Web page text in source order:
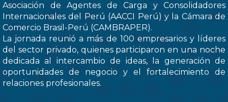
Asociación de Agentes de Carga y Consolidadores
Internacionales del Perú (AACCI Perú) y la Cámara de
Comercio Brasil-Perú (CAMBRAPER).
La jornada reunió a más de 100 empresarios y líderes
del sector privado, quienes participaron en una noche
dedicada al intercambio de ideas, la generación de
oportunidades de negocio y el fortalecimiento de
relaciones profesionales.